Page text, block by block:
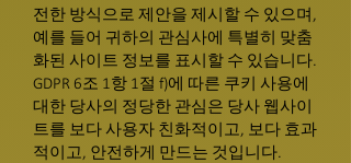
전한 방식으로 제안을 제시할 수 있으며,
예를 들어 귀하의 관심사에 특별히 맞춤
화된 사이트 정보를 표시할 수 있습니다.
GDPR 6조 1항 1절 f)에 따른 쿠키 사용에
대한 당사의 정당한 관심은 당사 웹사이
트를 보다 사용자 친화적이고, 보다 효과
적이고, 안전하게 만드는 것입니다.